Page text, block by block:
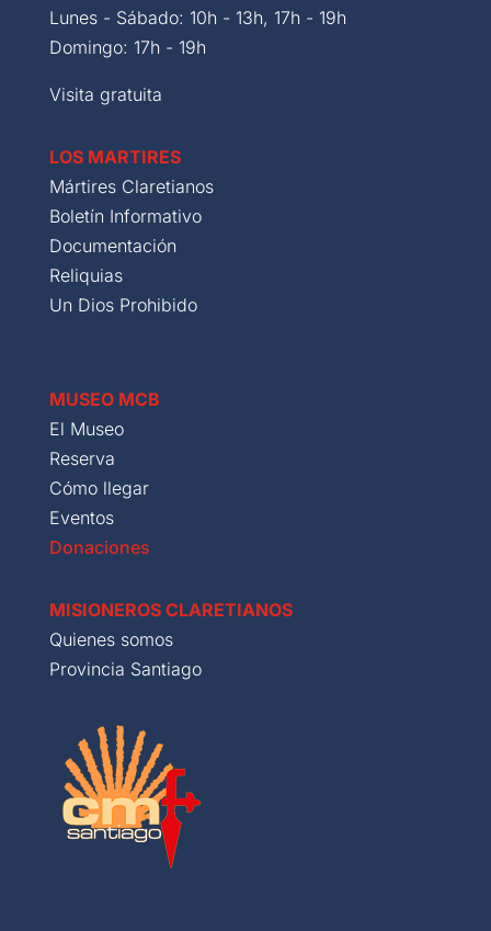
Lunes - Sábado: 10h - 13h, 17h - 19h
Domingo: 17h - 19h
Visita gratuita
LOS MARTIRES
Mártires Claretianos
Boletín Informativo
Documentación
Reliquias
Un Dios Prohibido
MUSEO MCB
El Museo
Reserva
Cómo llegar
Eventos
Donaciones
MISIONEROS CLARETIANOS
Quienes somos
Provincia Santiago